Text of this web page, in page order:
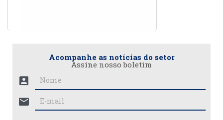
Acompanhe as notícias do setor
Assine nosso boletim
account_box
mail